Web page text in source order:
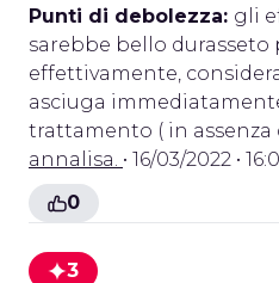
Punti di debolezza: gli
sarebbe bello durasseto
effettivamente,
asciuga
trattamento ( in assenza
annalisa. • 16/03/2022 •
0
3